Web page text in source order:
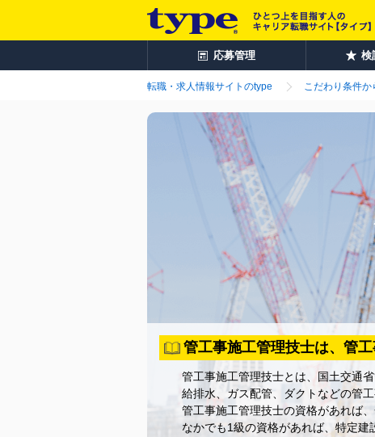
応募管理 検
転職・求人情報サイトのtype こだわり条件か
管工事施工管理技士は、管工
管工事施工管理技士とは、国土交通
給排水、ガス配管、ダクトなどの管
管工事施工管理技士の資格があれば
なかでも1級の資格があれば、特定建